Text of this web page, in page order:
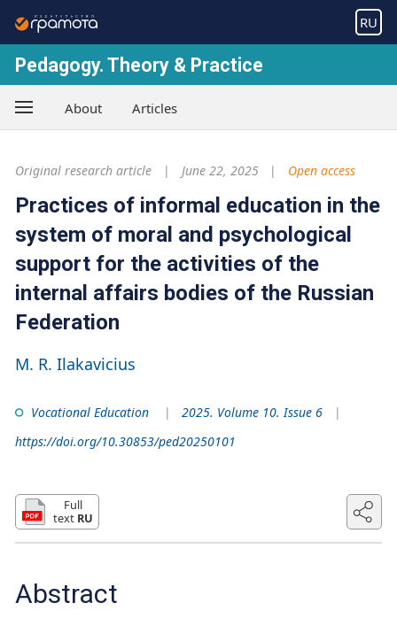
RU
Pedagogy. Theory & Practice
About Articles
Original research article June 22, 2025 Open access
Practices of informal education in the
system of moral and psychological
support for the activities of the
internal affairs bodies of the Russian
Federation
M. R. Ilakavicius
Vocational Education
2025. Volume 10. Issue 6
https://doi.org/10.30853/ped20250101
Full
text RU
Abstract